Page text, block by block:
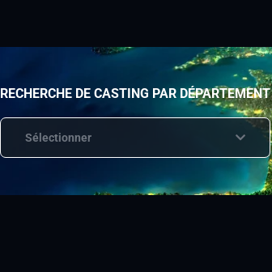
RECHERCHE DE CASTING PAR DÉPARTEMENT
Sélectionner